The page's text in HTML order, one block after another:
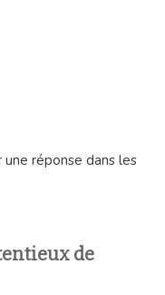
une réponse dans les
de